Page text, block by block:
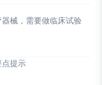
械，需要做临床试验
提示